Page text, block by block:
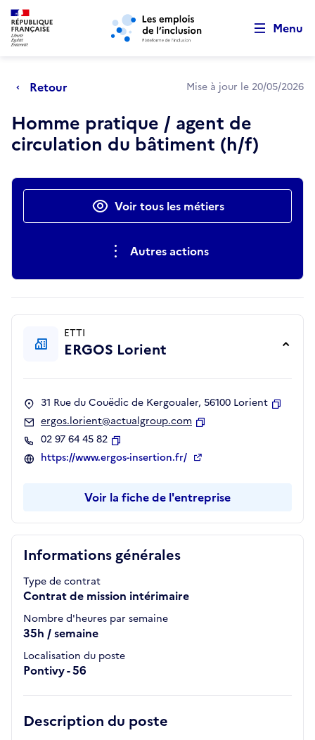
Aller au menu principal Aller au contenu principal
Menu
Retour Mise à jour le 20/05/2026
Homme pratique / agent de
circulation du bâtiment (h/f)
Actions rapidesVoir tous les métiers
Autres actions
Informations générales
Type de contrat
Contrat de mission intérimaire
Nombre d'heures par semaine
35h / semaine
Localisation du poste
Pontivy - 56
Description du poste
ETTI
ERGOS Lorient
31 Rue du Couëdic de Kergoualer, 56100 Lorient
ergos.lorient@actualgroup.com
02 97 64 45 82
Copier
https://www.ergos-insertion.fr/
Voir la fiche de l'entreprise
Retour au début de la page
Panneau de gestion des cookies